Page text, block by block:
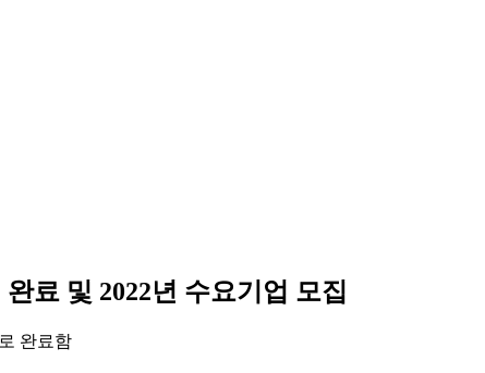
료 및 2022년 수요기업 모집
완료함